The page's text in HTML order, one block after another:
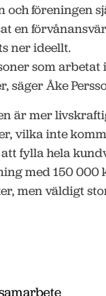
föreningen
en
ner ideellt.
som arbetat
säger Åke
är mer
vilka inte
fylla hela
med 150 000
men väldigt